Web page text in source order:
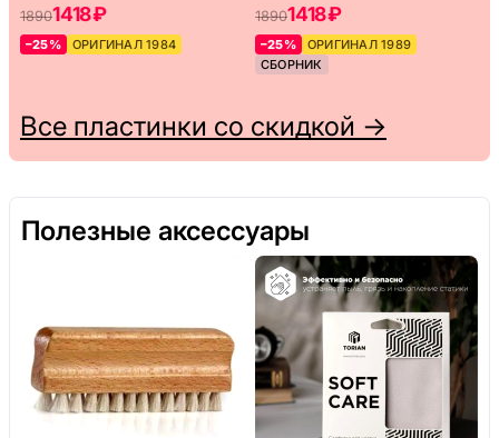
18901418 ₽
–25% ОРИГИНАЛ 1984
18901418 ₽
–25%
ОРИГИНАЛ 1989
СБОРНИК
Все пластинки со скидкой →
Полезные аксессуары